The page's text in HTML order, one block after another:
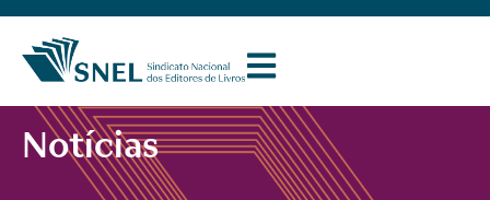
Notícias